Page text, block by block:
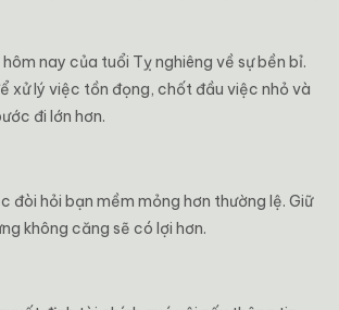
nay của tuổi Tỵ nghiêng về sự bền bỉ.
xử lý việc tồn đọng, chốt đầu việc nhỏ và
đi lớn hơn.
đòi hỏi bạn mềm mỏng hơn thường lệ. Giữ
không căng sẽ có lợi hơn.